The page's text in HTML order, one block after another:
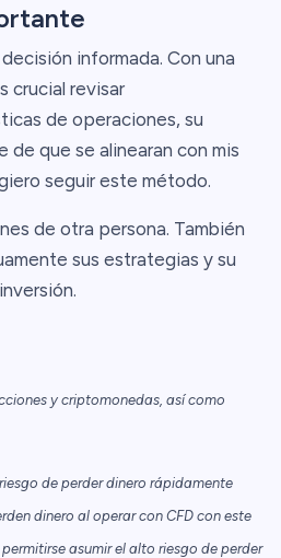
informada. Con una
crucial revisar
de operaciones, su
que se alinearan con mis
seguir este método.
de otra persona. También
sus estrategias y su
y criptomonedas, así como
de perder dinero rápidamente
dinero al operar con CFD con este
asumir el alto riesgo de perder